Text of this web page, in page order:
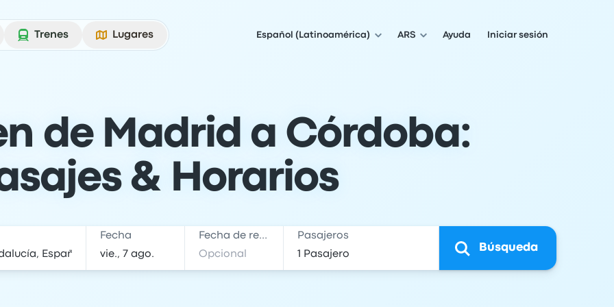
Trenes Lugares Español (Latinoamérica) ARS Ayuda Iniciar sesión
de Madrid a Córdoba:
& Horarios
Fecha Fecha de regreso Pasajeros
Búsqueda